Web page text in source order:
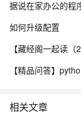
据说在家办公的程
如何升级配置
【精品问答】
相关文章